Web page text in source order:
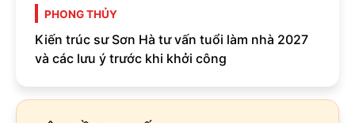
PHONG THỦY
Kiến trúc sư Sơn Hà tư vấn tuổi làm nhà 2027
và các lưu ý trước khi khởi công